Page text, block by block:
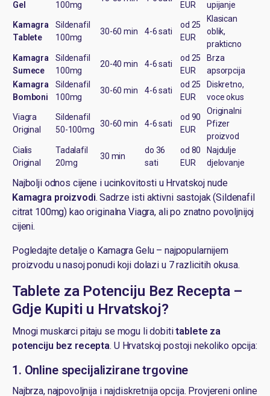
Gel 100mg EUR upijanje
Kamagra
Tablete
Sildenafil
100mg
30-60 min 4-6 sati
od 25
EUR
Klasican
oblik,
prakticno
Kamagra
Sumece
Sildenafil
100mg
20-40 min 4-6 sati
od 25
EUR
Brza
apsorpcija
Kamagra
Bomboni
Sildenafil
100mg
30-60 min 4-6 sati
od 25
EUR
Diskretno,
voce okus
Viagra
Original
Sildenafil
50-100mg
30-60 min 4-6 sati
od 90
EUR
Originalni
Pfizer
proizvod
Cialis
Original
Tadalafil
20mg
30 min
do 36
sati
od 80
EUR
Najdulje
djelovanje
Najbolji odnos cijene i ucinkovitosti u Hrvatskoj nude
Kamagra proizvodi. Sadrze isti aktivni sastojak (Sildenafil
citrat 100mg) kao originalna Viagra, ali po znatno povoljnijoj
cijeni.
Pogledajte detalje o Kamagra Gelu– najpopularnijem
proizvodu u nasoj ponudi koji dolazi u 7 razlicitih okusa.
Tablete za Potenciju Bez Recepta –
Gdje Kupiti u Hrvatskoj?
Mnogi muskarci pitaju se mogu li dobititablete za
potenciju bez recepta. U Hrvatskoj postoji nekoliko opcija:
1. Online specijalizirane trgovine
Najbrza, najpovoljnija i najdiskretnija opcija. Provjereni online